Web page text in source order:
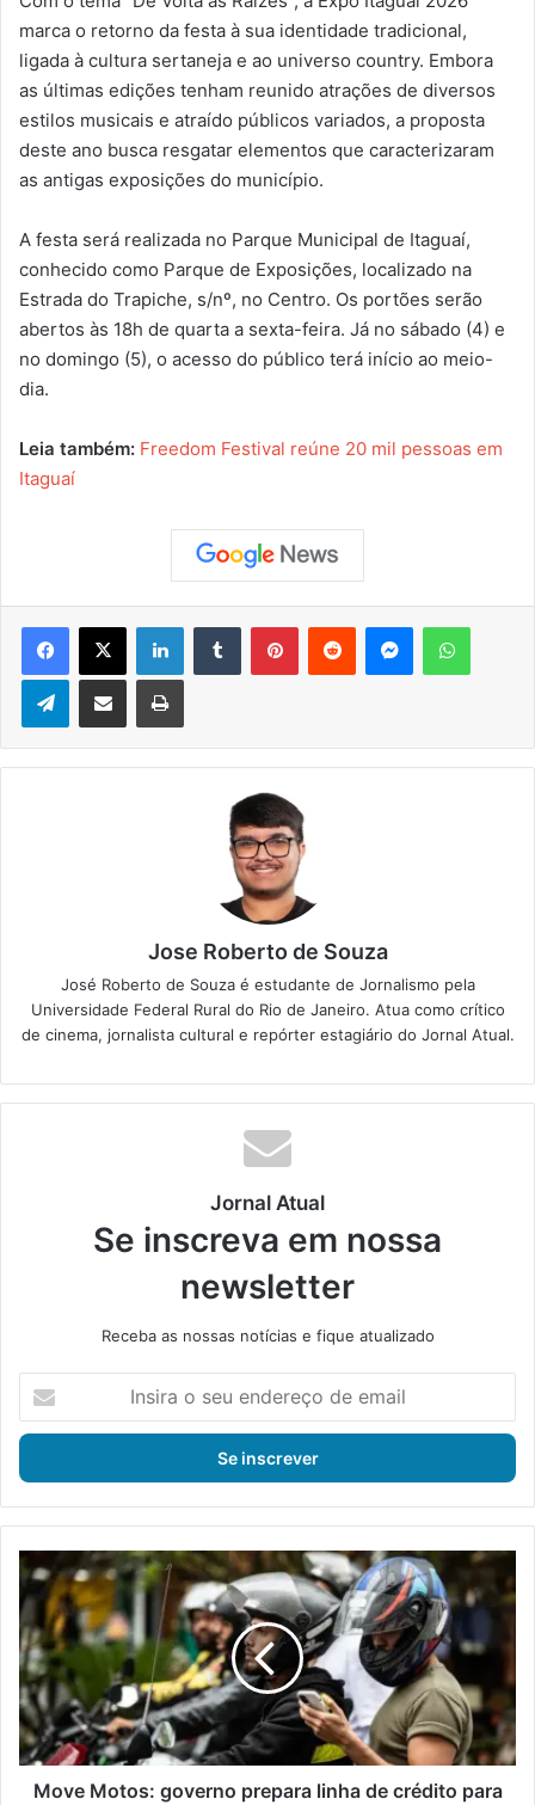
marca o retorno da festa à sua identidade tradicional,
ligada à cultura sertaneja e ao universo country. Embora
as últimas edições tenham reunido atrações de diversos
estilos musicais e atraído públicos variados, a proposta
deste ano busca resgatar elementos que caracterizaram
as antigas exposições do município.
A festa será realizada no Parque Municipal de Itaguaí,
conhecido como Parque de Exposições, localizado na
Estrada do Trapiche, s/nº, no Centro. Os portões serão
abertos às 18h de quarta a sexta-feira. Já no sábado (4) e
no domingo (5), o acesso do público terá início ao meio-
dia.
Leia também: Freedom Festival reúne 20 mil pessoas em
Itaguaí
Telegram
Jose Roberto de Souza
José Roberto de Souza é estudante de Jornalismo pela
Universidade Federal Rural do Rio de Janeiro. Atua como crítico
de cinema, jornalista cultural e repórter estagiário do Jornal Atual.
Jornal Atual
Se inscreva em nossa
newsletter
Receba as nossas notícias e fique atualizado
s
r
a
s
e
u
e
n
d
e
r
e
M
o
v
e
M
o
t
o
s
Move Motos: governo prepara linha de crédito para